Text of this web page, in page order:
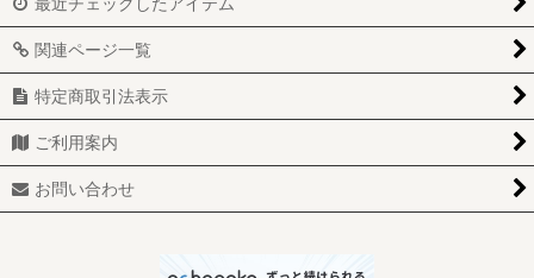
E.T.
宇宙家族ジェットソン
ガーフィールド
キャベツ畑人形
関連ページ一覧
特定商取引法表示
ご利用案内
お問い合わせ